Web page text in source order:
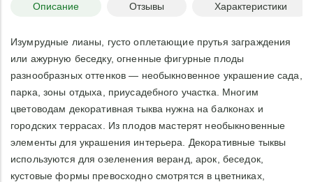
Описание Отзывы Характеристики
Изумрудные лианы, густо оплетающие прутья заграждения
или ажурную беседку, огненные фигурные плоды
разнообразных оттенков — необыкновенное украшение сада,
парка, зоны отдыха, приусадебного участка. Многим
цветоводам декоративная тыква нужна на балконах и
городских террасах. Из плодов мастерят необыкновенные
элементы для украшения интерьера. Декоративные тыквы
используются для озеленения веранд, арок, беседок,
кустовые формы превосходно смотрятся в цветниках,